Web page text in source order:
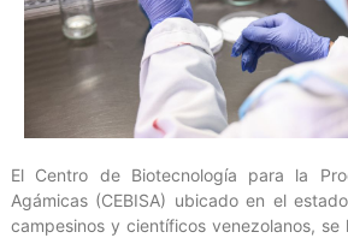
El Centro de Biotecnología para la
Agámicas (CEBISA) ubicado en el
campesinos y científicos venezolanos, se